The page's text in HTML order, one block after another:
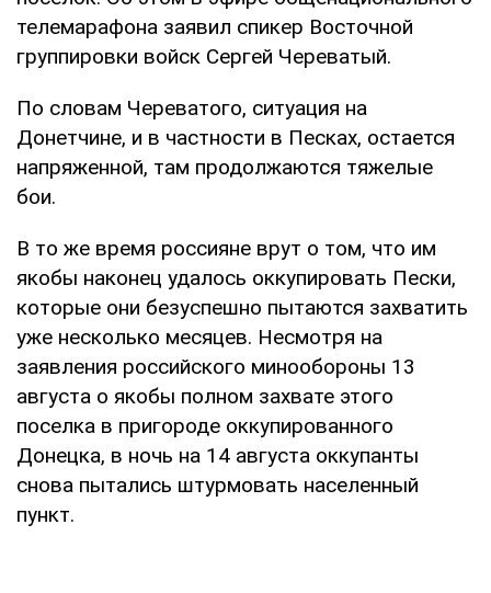
телемарафона заявил спикер Восточной
группировки войск Сергей Череватый.
По словам Череватого, ситуация на
Донетчине, и в частности в Песках, остается
напряженной, там продолжаются тяжелые
бои.
В то же время россияне врут о том, что им
якобы наконец удалось оккупировать Пески,
которые они безуспешно пытаются захватить
уже несколько месяцев. Несмотря на
заявления российского минообороны 13
августа о якобы полном захвате этого
поселка в пригороде оккупированного
Донецка, в ночь на 14 августа оккупанты
снова пытались штурмовать населенный
пункт.